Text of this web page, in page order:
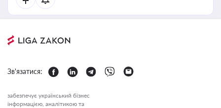
Зв'язатися:
забезпечує український бізнес
інформацією, аналітикою та